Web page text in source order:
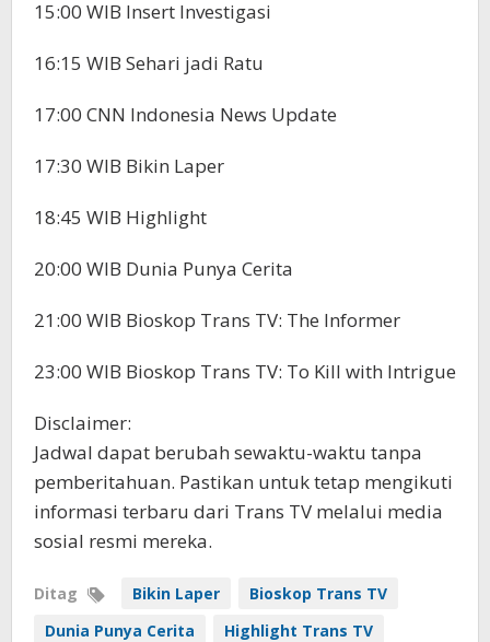
15:00 WIB Insert Investigasi
16:15 WIB Sehari jadi Ratu
17:00 CNN Indonesia News Update
17:30 WIB Bikin Laper
18:45 WIB Highlight
20:00 WIB Dunia Punya Cerita
21:00 WIB Bioskop Trans TV: The Informer
23:00 WIB Bioskop Trans TV: To Kill with Intrigue
Disclaimer:
Jadwal dapat berubah sewaktu-waktu tanpa
pemberitahuan. Pastikan untuk tetap mengikuti
informasi terbaru dari Trans TV melalui media
sosial resmi mereka.
Ditag Bikin Laper
Bioskop Trans TV
Dunia Punya Cerita
Highlight Trans TV